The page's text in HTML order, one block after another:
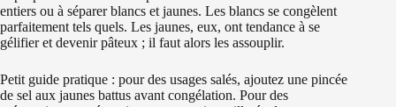
entiers ou à séparer blancs et jaunes. Les blancs se congèlent
parfaitement tels quels. Les jaunes, eux, ont tendance à se
gélifier et devenir pâteux ; il faut alors les assouplir.
Petit guide pratique : pour des usages salés, ajoutez une pincée
de sel aux jaunes battus avant congélation. Pour des